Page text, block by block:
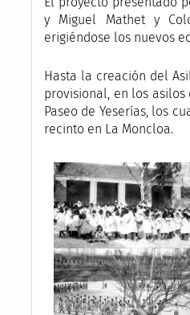
y Miguel Mathet y
erigiéndose los nuevos
Hasta la creación del
provisional, en los asilos
Paseo de Yeserías, los
recinto en La Moncloa.